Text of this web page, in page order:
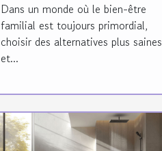
sur abonnement
Dans un monde où le bien-être
familial est toujours primordial,
choisir des alternatives plus saines
et...